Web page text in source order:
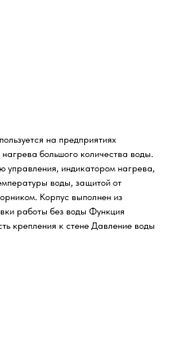
на предприятиях
большого количества воды.
управления, индикатором нагрева,
воды, защитой от
Корпус выполнен из
работы без воды Функция
крепления к стене Давление воды